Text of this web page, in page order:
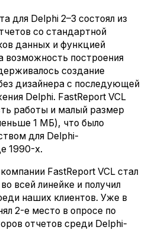
для Delphi 2–3 состоял из
со стандартной
данных и функцией
возможность построения
создание
дизайнера с последующей
Delphi. FastReport VCL
работы и малый размер
1 МБ), что было
для Delphi-
1990-х.
FastReport VCL стал
всей линейке и получил
наших клиентов. Уже в
2-е место в опросе по
отчетов среди Delphi-